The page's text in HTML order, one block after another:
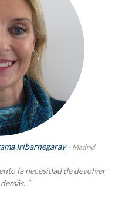
Iribarnegaray - Madrid
la necesidad de devolver
"